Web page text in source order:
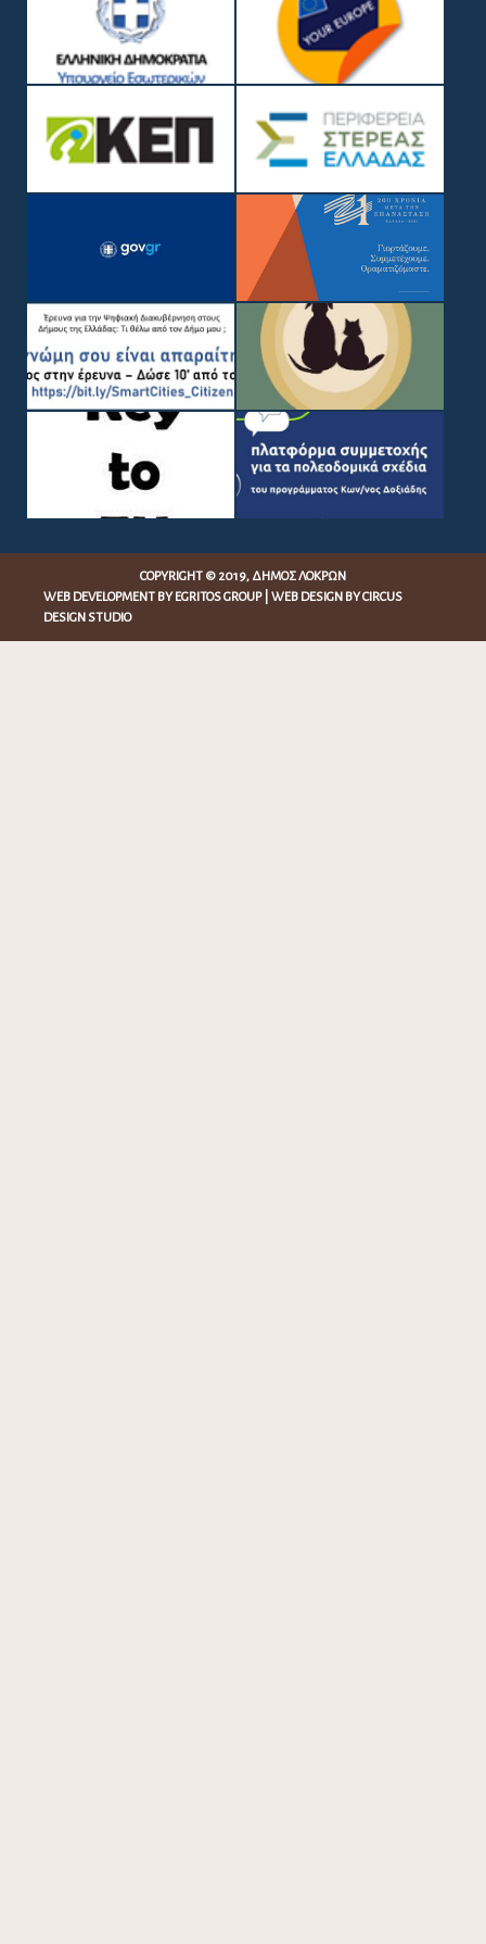
COPYRIGHT © 2019, ΔΉΜΟΣ ΛΟΚΡΏΝ
WEB DEVELOPMENT BY EGRITOS GROUP| WEB DESIGN BY CIRCUS
DESIGN STUDIO